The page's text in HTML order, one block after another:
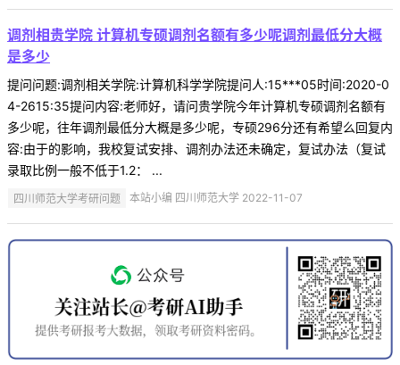
调剂相贵学院 计算机专硕调剂名额有多少呢调剂最低分大概
是多少
提问问题:调剂相关学院:计算机科学学院提问人:15***05时间:2020-0
4-2615:35提问内容:老师好，请问贵学院今年计算机专硕调剂名额有
多少呢，往年调剂最低分大概是多少呢，专硕296分还有希望么回复内
容:由于的影响，我校复试安排、调剂办法还未确定，复试办法（复试
录取比例一般不低于1.2： ...
四川师范大学考研问题 本站小编 四川师范大学 2022-11-07